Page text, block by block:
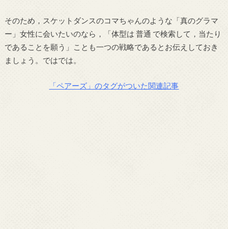
そのため，スケットダンスのコマちゃんのような「真のグラマ
ー」女性に会いたいのなら，「体型は 普通 で検索して，当たり
であることを願う」ことも一つの戦略であるとお伝えしておき
ましょう。ではでは。
「ペアーズ」のタグがついた関連記事